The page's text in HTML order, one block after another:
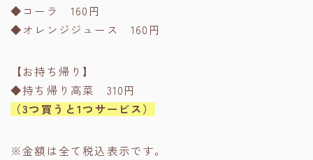
◆コーラ 160円
◆オレンジジュース 160円
【お持ち帰り】
◆持ち帰り高菜 310円
（3つ買うと1つサービス）
※金額は全て税込表示です。